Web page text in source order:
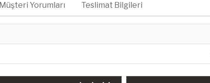
Müşteri Yorumları Teslimat Bilgileri